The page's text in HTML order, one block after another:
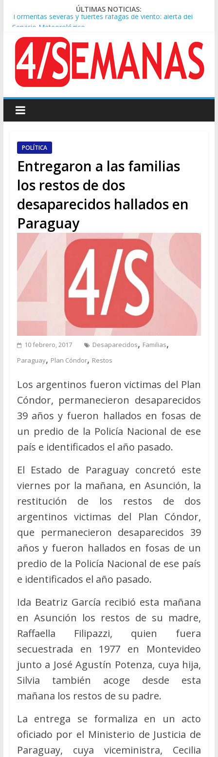
ÚLTIMAS NOTICIAS:
Tormentas severas y fuertes ráfagas de viento: alerta del
Servicio Meteorológico
Los alquileres de departamentos en la CABA aumentaron
1,6% en julio
Rechazo a la Ley de Tierras: se espera un fuerte operativo
frente al Congreso
Ley de Tierras: el rechazo ganó en las redes
Sáenz endurece su postura: rechaza cambios en Manejo del
Fuego y defiende la Ley de Tierras
POLÍTICA
Entregaron a las familias
los restos de dos
desaparecidos hallados en
Paraguay
10 febrero, 2017 Desaparecidos, Familias,
Paraguay, Plan Cóndor, Restos
Los argentinos fueron victimas del Plan
Cóndor, permanecieron desaparecidos
39 años y fueron hallados en fosas de
un predio de la Policía Nacional de ese
país e identificados el año pasado.
El Estado de Paraguay concretó este
viernes por la mañana, en Asunción, la
restitución de los restos de dos
argentinos victimas del Plan Cóndor,
que permanecieron desaparecidos 39
años y fueron hallados en fosas de un
predio de la Policía Nacional de ese país
e identificados el año pasado.
Ida Beatriz García recibió esta mañana
en Asunción los restos de su madre,
Raffaella Filipazzi, quien fuera
secuestrada en 1977 en Montevideo
junto a José Agustín Potenza, cuya hija,
Silvia también acoge desde esta
mañana los restos de su padre.
La entrega se formaliza en un acto
oficiado por el Ministerio de Justicia de
Paraguay, cuya viceministra, Cecilia